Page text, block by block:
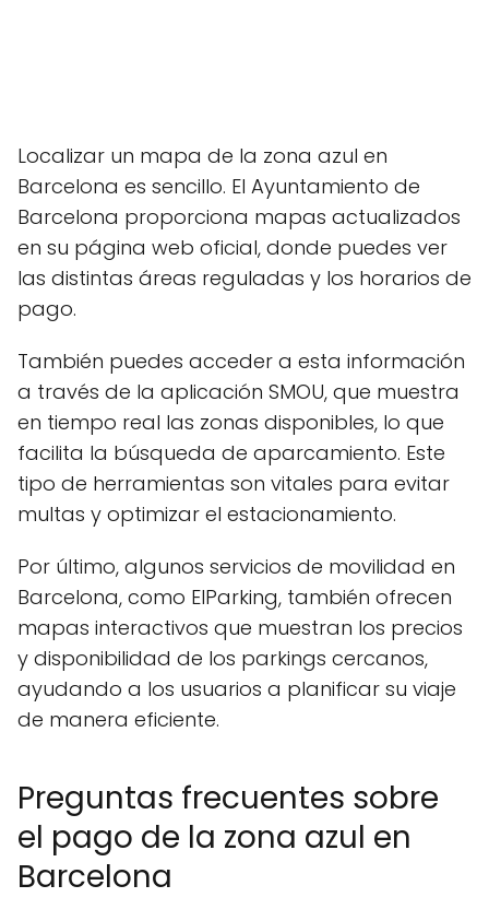
Localizar un mapa de la zona azul en
Barcelona es sencillo. El Ayuntamiento de
Barcelona proporciona mapas actualizados
en su página web oficial, donde puedes ver
las distintas áreas reguladas y los horarios de
pago.
También puedes acceder a esta información
a través de la aplicación SMOU, que muestra
en tiempo real las zonas disponibles, lo que
facilita la búsqueda de aparcamiento. Este
tipo de herramientas son vitales para evitar
multas y optimizar el estacionamiento.
Por último, algunos servicios de movilidad en
Barcelona, como ElParking, también ofrecen
mapas interactivos que muestran los precios
y disponibilidad de los parkings cercanos,
ayudando a los usuarios a planificar su viaje
de manera eficiente.
Preguntas frecuentes sobre
el pago de la zona azul en
Barcelona